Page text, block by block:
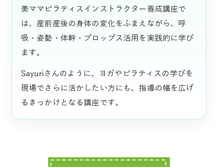
美ママピラティスインストラクター養成講座で
は、産前産後の身体の変化をふまえながら、呼
吸・姿勢・体幹・プロップス活用を実践的に学び
ます。
Sayuriさんのように、ヨガやピラティスの学びを
現場でさらに活かしたい方にも、指導の幅を広げ
るきっかけとなる講座です。